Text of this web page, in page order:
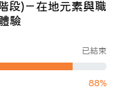
段)－在地元素與職
驗
已結束
88%